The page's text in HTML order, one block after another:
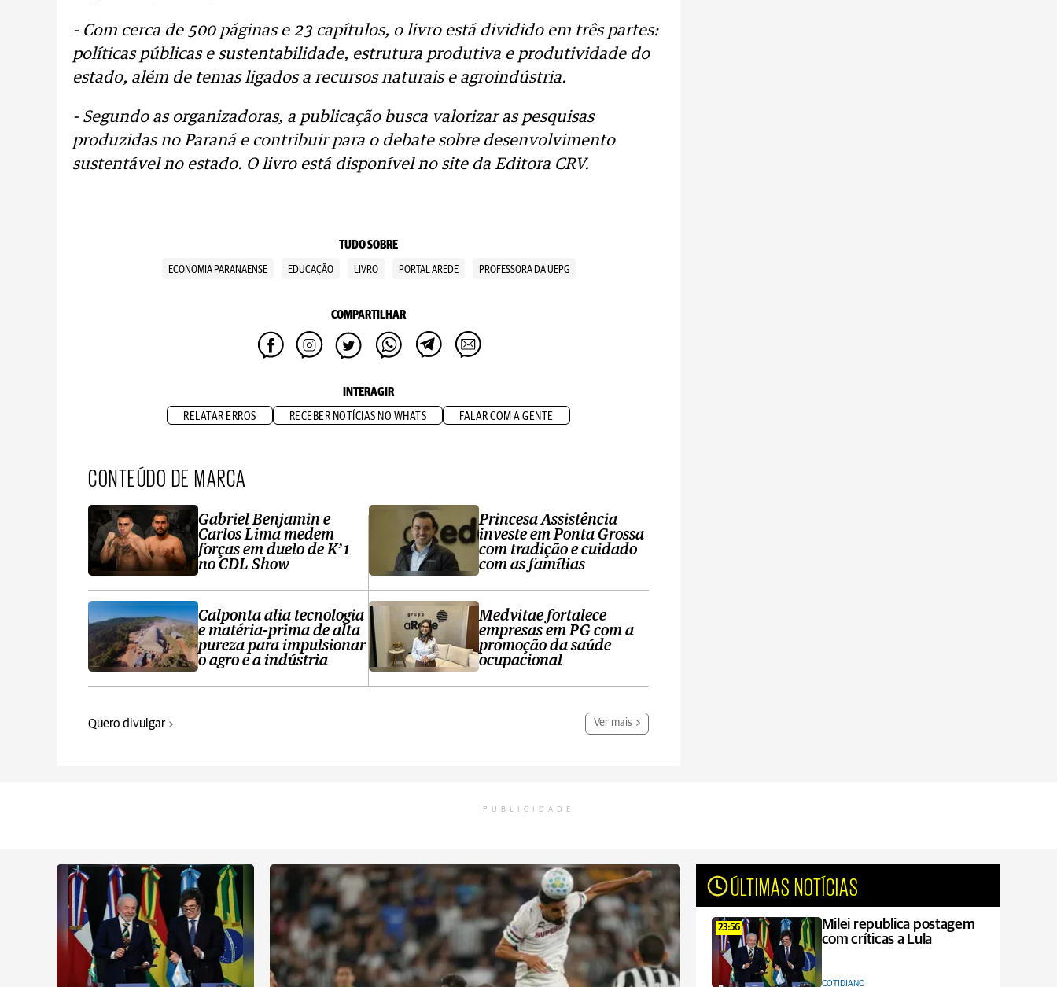
- Com cerca de 500 páginas e 23 capítulos, o livro está dividido em três partes:
políticas públicas e sustentabilidade, estrutura produtiva e produtividade do
estado, além de temas ligados a recursos naturais e agroindústria.
- Segundo as organizadoras, a publicação busca valorizar as pesquisas
produzidas no Paraná e contribuir para o debate sobre desenvolvimento
sustentável no estado. O livro está disponível no site da Editora CRV.
TUDO SOBRE
ECONOMIA PARANAENSE EDUCAÇÃO LIVRO PORTAL AREDE PROFESSORA DA UEPG
COMPARTILHAR
INTERAGIR
RELATAR ERROS RECEBER NOTÍCIAS NO WHATS FALAR COM A GENTE
CONTEÚDO DE MARCA
Gabriel Benjamin e
Carlos Lima medem
forças em duelo de K’1
no CDL Show
Calponta alia tecnologia
e matéria-prima de alta
pureza para impulsionar
o agro e a indústria
Princesa Assistência
investe em Ponta Grossa
com tradição e cuidado
com as famílias
Medvitae fortalece
empresas em PG com a
promoção da saúde
ocupacional
Quero divulgar Ver mais
PUBLICIDADE
ÚLTIMAS NOTÍCIAS
23:56
Milei republica postagem
com críticas a Lula
COTIDIANO